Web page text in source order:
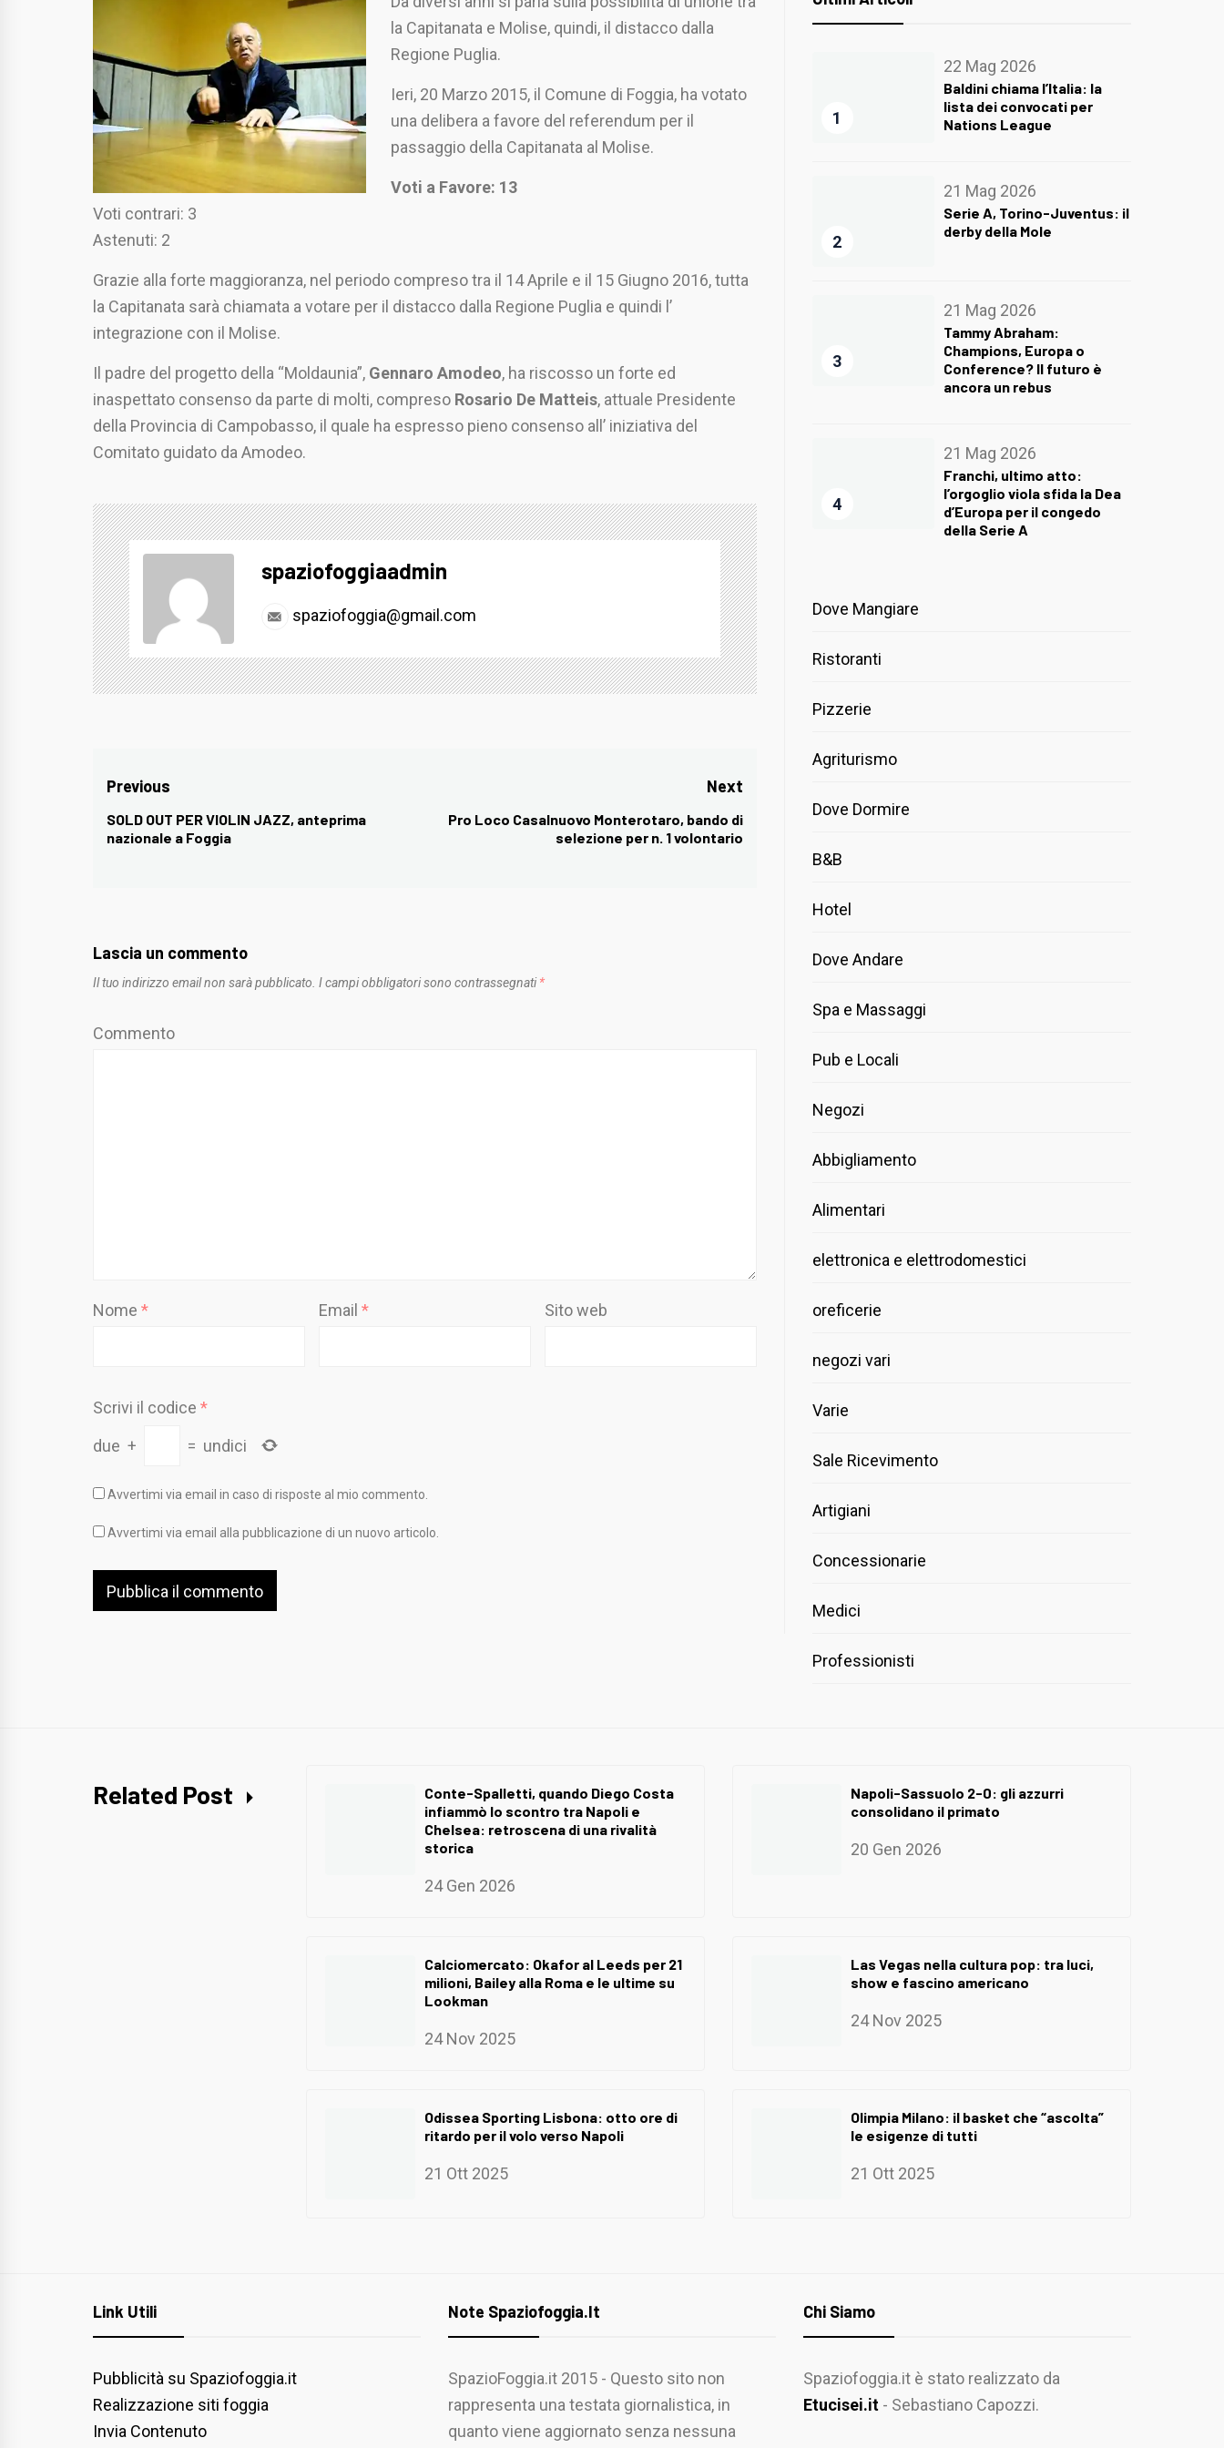
la Capitanata e Molise, quindi, il distacco dalla
Regione Puglia.
Ieri, 20 Marzo 2015, il Comune di Foggia, ha votato
una delibera a favore del referendum per il
passaggio della Capitanata al Molise.
Voti a Favore: 13
Voti contrari: 3
Astenuti: 2
Grazie alla forte maggioranza, nel periodo compreso tra il 14 Aprile e il 15 Giugno 2016, tutta
la Capitanata sarà chiamata a votare per il distacco dalla Regione Puglia e quindi l’
integrazione con il Molise.
Il padre del progetto della “Moldaunia”, Gennaro Amodeo, ha riscosso un forte ed
inaspettato consenso da parte di molti, compreso Rosario De Matteis, attuale Presidente
della Provincia di Campobasso, il quale ha espresso pieno consenso all’ iniziativa del
Comitato guidato da Amodeo.
spaziofoggiaadmin
spaziofoggia@gmail.com
Navigazione
articoli
Previous
Previous
post:
SOLD OUT PER VIOLIN JAZZ, anteprima
nazionale a Foggia
Next
Next
Pro Loco Casalnuovo Monterotaro, bando di
selezione per n. 1 volontario
Lascia un commento
Il tuo indirizzo email non sarà pubblicato. I campi obbligatori sono contrassegnati *
Commento
Nome * Email * Sito web
Scrivi il codice *
due + = undici
Avvertimi via email in caso di risposte al mio commento.
Avvertimi via email alla pubblicazione di un nuovo articolo.
1
22 Mag 2026
Baldini chiama l’Italia: la
lista dei convocati per
Nations League
2
21 Mag 2026
Serie A, Torino-Juventus: il
derby della Mole
3
21 Mag 2026
Tammy Abraham:
Champions, Europa o
Conference? Il futuro è
ancora un rebus
4
21 Mag 2026
Franchi, ultimo atto:
l’orgoglio viola sfida la Dea
d’Europa per il congedo
della Serie A
Dove Mangiare
Ristoranti
Pizzerie
Agriturismo
Dove Dormire
B&B
Hotel
Dove Andare
Spa e Massaggi
Pub e Locali
Negozi
Abbigliamento
Alimentari
elettronica e elettrodomestici
oreficerie
negozi vari
Varie
Sale Ricevimento
Artigiani
Concessionarie
Medici
Professionisti
Related Post
Conte-Spalletti, quando Diego Costa
infiammò lo scontro tra Napoli e
Chelsea: retroscena di una rivalità
storica
24 Gen 2026
Napoli-Sassuolo 2-0: gli azzurri
consolidano il primato
20 Gen 2026
Calciomercato: Okafor al Leeds per 21
milioni, Bailey alla Roma e le ultime su
Lookman
24 Nov 2025
Las Vegas nella cultura pop: tra luci,
show e fascino americano
24 Nov 2025
Odissea Sporting Lisbona: otto ore di
ritardo per il volo verso Napoli
21 Ott 2025
Olimpia Milano: il basket che “ascolta”
le esigenze di tutti
21 Ott 2025
Link Utili
Pubblicità su Spaziofoggia.it
Realizzazione siti foggia
Invia Contenuto
Note Spaziofoggia.it
SpazioFoggia.it 2015 - Questo sito non
rappresenta una testata giornalistica, in
quanto viene aggiornato senza nessuna
Chi Siamo
Spaziofoggia.it è stato realizzato da
Etucisei.it - Sebastiano Capozzi.